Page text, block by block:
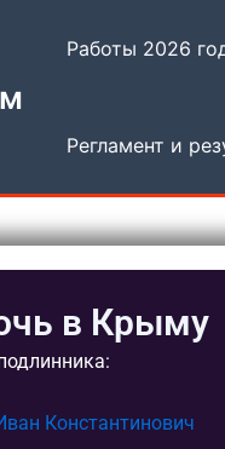
Работы 2026
Регламент и
в Крыму
Константинович